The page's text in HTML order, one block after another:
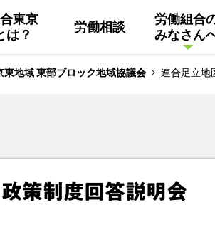
東京
は？
組織概要
労働相談
労働組合
みなさん
活動
東京NET ログイン
連合東京
Facebook
東地域 東部ブロック地域協議会 連合足立
策制度回答説明会